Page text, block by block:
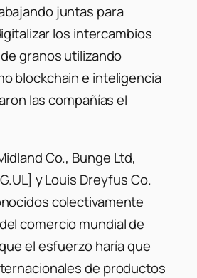
juntas para
los intercambios
granos utilizando
blockchain e inteligencia
las compañías el
Co., Bunge Ltd,
y Louis Dreyfus Co.
colectivamente
comercio mundial de
el esfuerzo haría que
de productos